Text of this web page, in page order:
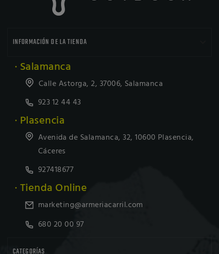
INFORMACIÓN DE LA TIENDA
· Salamanca
Calle Astorga, 2, 37006, Salamanca
923 12 44 43
· Plasencia
Avenida de Salamanca, 32, 10600 Plasencia,
Cáceres
927418677
· Tienda Online
marketing@armeriacarril.com
680 20 00 97
CATEGORÍAS